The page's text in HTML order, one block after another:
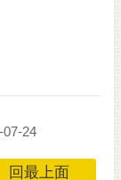
24
回最上面